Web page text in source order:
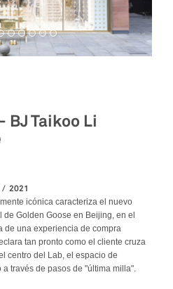
BJ Taikoo Li
2021
icónica caracteriza el nuevo
Golden Goose en Beijing, en el
de una experiencia de compra
tan pronto como el cliente cruza
centro del Lab, el espacio de
través de pasos de "última milla".